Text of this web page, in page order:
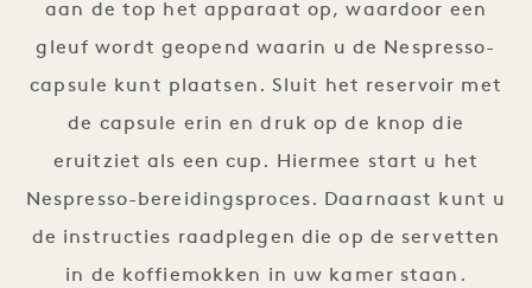
aan de top het apparaat op, waardoor een
gleuf wordt geopend waarin u de Nespresso-
capsule kunt plaatsen. Sluit het reservoir met
de capsule erin en druk op de knop die
eruitziet als een cup. Hiermee start u het
Nespresso-bereidingsproces. Daarnaast kunt u
de instructies raadplegen die op de servetten
in de koffiemokken in uw kamer staan.